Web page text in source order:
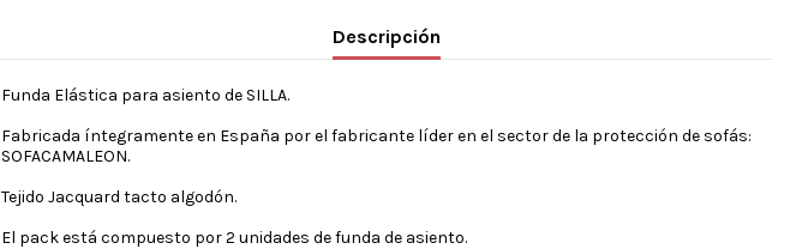
Descripción
Funda Elástica para asiento de SILLA.
Fabricada íntegramente en España por el fabricante líder en el sector de la protección de sofás:
SOFACAMALEON.
Tejido Jacquard tacto algodón.
El pack está compuesto por 2 unidades de funda de asiento.